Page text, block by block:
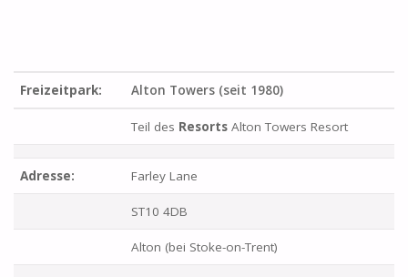
Freizeitpark: Alton Towers (seit 1980)
Teil des Resorts Alton Towers Resort
Adresse: Farley Lane
ST10 4DB
Alton (bei Stoke-on-Trent)